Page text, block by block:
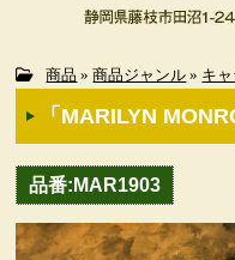
特定商取
商品 » 商品ジャンル » キ
「MARILYN
品番:MAR1903